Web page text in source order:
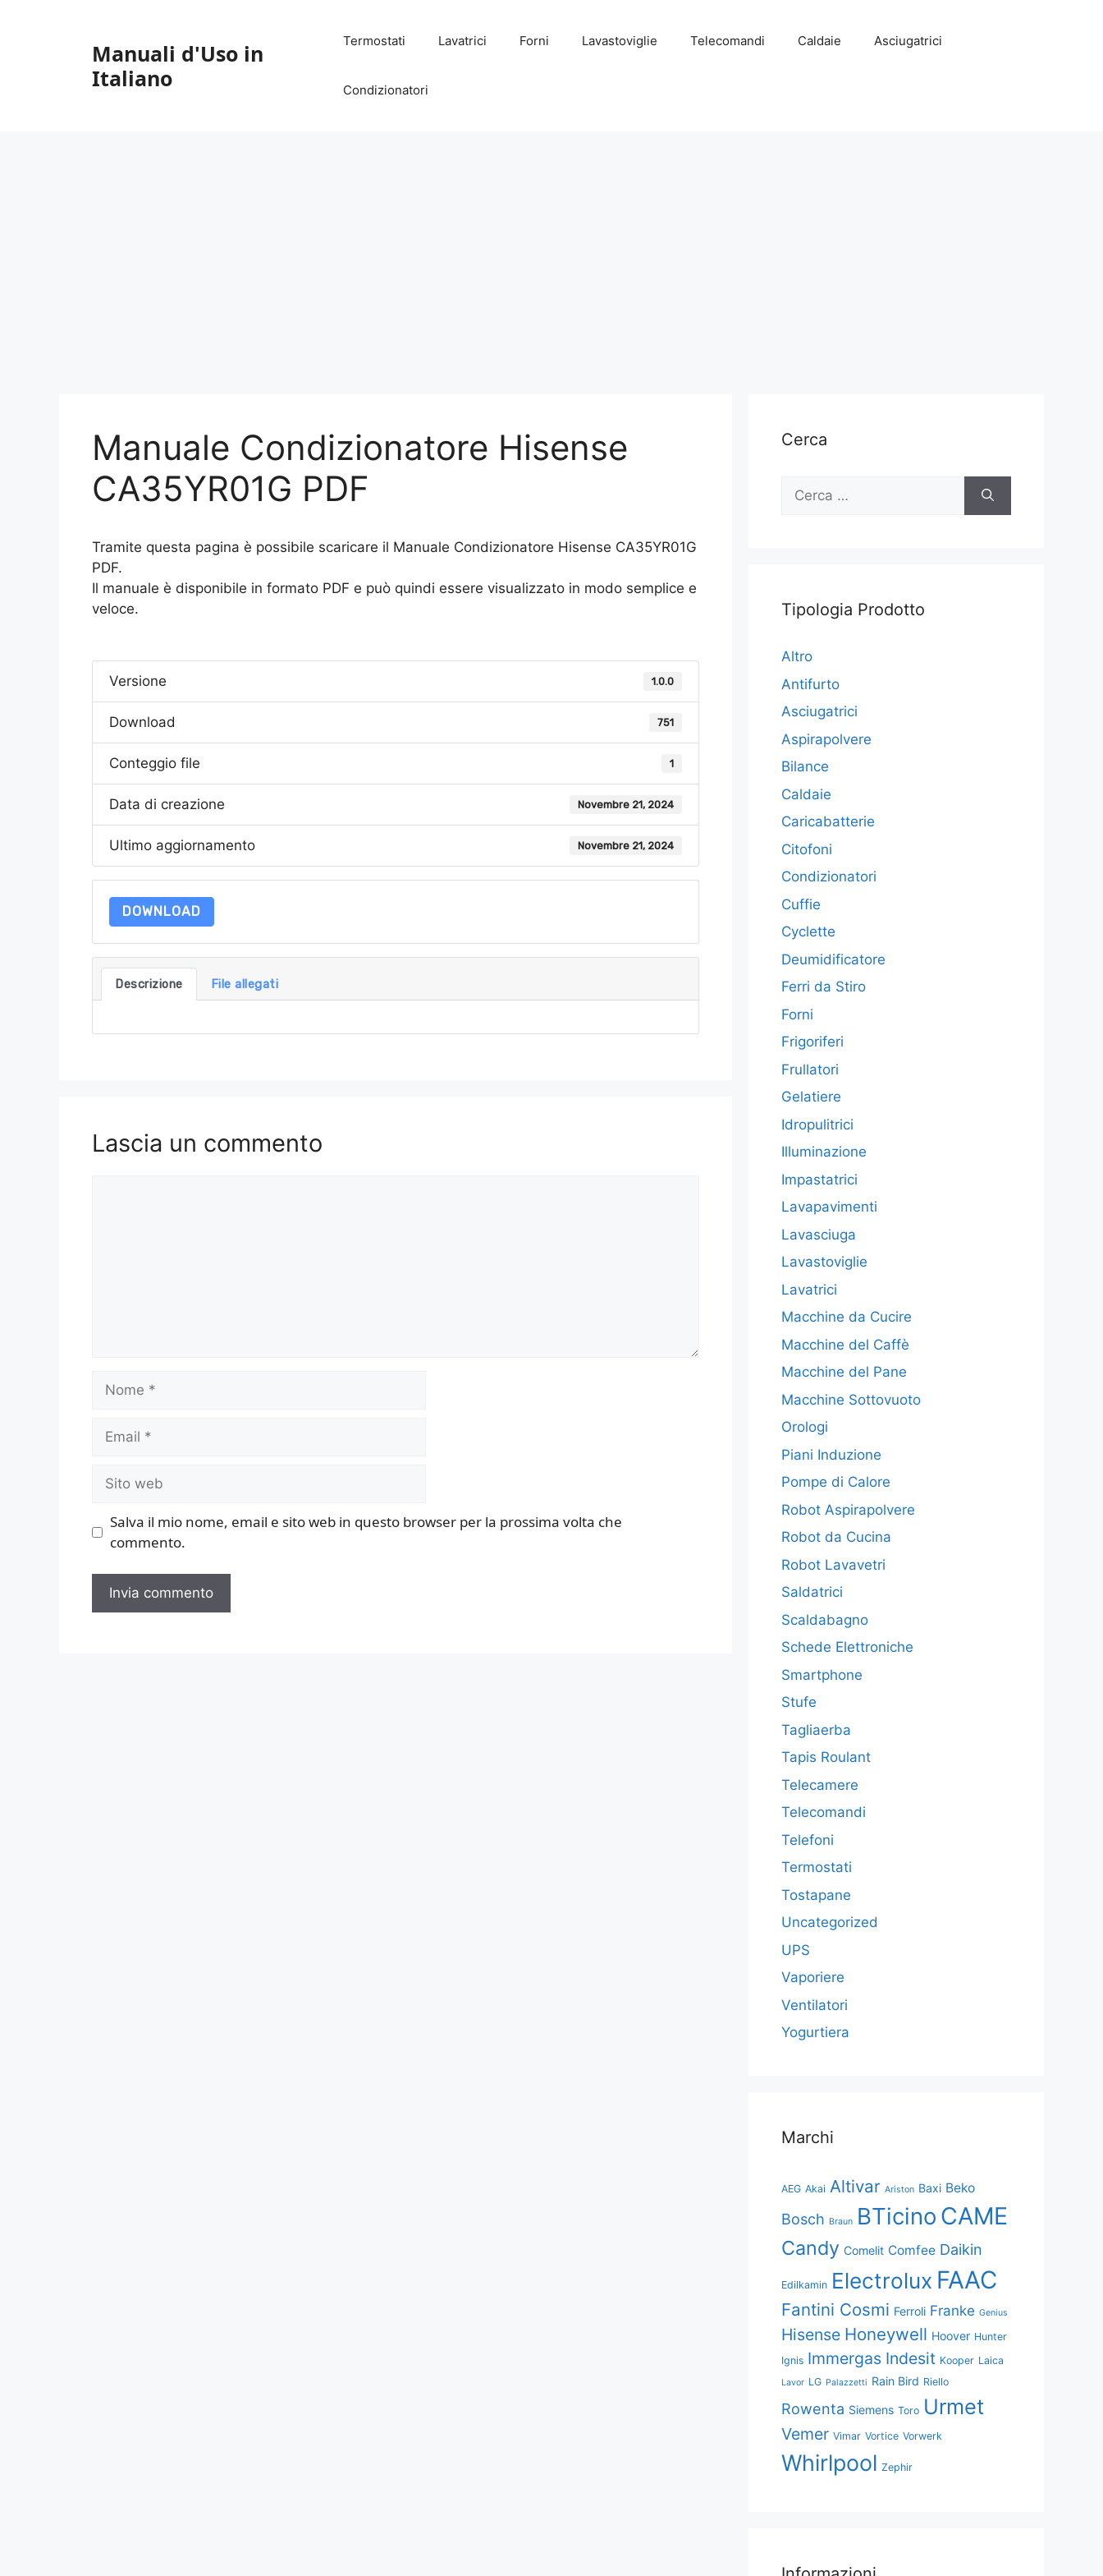
Manuali d'Uso in
Italiano
Termostati Lavatrici Forni Lavastoviglie Telecomandi Caldaie Asciugatrici
Condizionatori
Manuale Condizionatore Hisense
CA35YR01G PDF
Tramite questa pagina è possibile scaricare il Manuale Condizionatore Hisense CA35YR01G
PDF.
Il manuale è disponibile in formato PDF e può quindi essere visualizzato in modo semplice e
veloce.
Versione 1.0.0
Download 751
Conteggio file 1
Data di creazione Novembre 21, 2024
Ultimo aggiornamento Novembre 21, 2024
DOWNLOAD
Descrizione File allegati
Lascia un commento
Nome
Email
Sito
web
Salva il mio nome, email e sito web in questo browser per la prossima volta che
commento.
Cerca
Ricerca
Tipologia Prodotto
Altro
Antifurto
Asciugatrici
Aspirapolvere
Bilance
Caldaie
Caricabatterie
Citofoni
Condizionatori
Cuffie
Cyclette
Deumidificatore
Ferri da Stiro
Forni
Frigoriferi
Frullatori
Gelatiere
Idropulitrici
Illuminazione
Impastatrici
Lavapavimenti
Lavasciuga
Lavastoviglie
Lavatrici
Macchine da Cucire
Macchine del Caffè
Macchine del Pane
Macchine Sottovuoto
Orologi
Piani Induzione
Pompe di Calore
Robot Aspirapolvere
Robot da Cucina
Robot Lavavetri
Saldatrici
Scaldabagno
Schede Elettroniche
Smartphone
Stufe
Tagliaerba
Tapis Roulant
Telecamere
Telecomandi
Telefoni
Termostati
Tostapane
Uncategorized
UPS
Vaporiere
Ventilatori
Yogurtiera
Marchi
AEG Akai Altivar Ariston Baxi Beko
Bosch Braun BTicino CAME
Candy Comelit Comfee Daikin
Edilkamin Electrolux FAAC
Fantini Cosmi Ferroli Franke Genius
Hisense Honeywell Hoover Hunter
Ignis Immergas Indesit Kooper Laica
Lavor LG Palazzetti Rain Bird Riello
Rowenta Siemens Toro Urmet
Vemer Vimar Vortice Vorwerk
Whirlpool Zephir